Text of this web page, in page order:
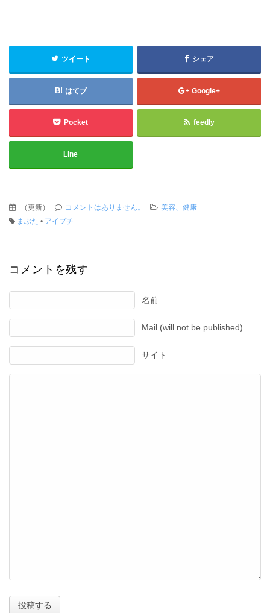
ツイート シェア
はてブ Google+
Pocket feedly
Line
（更新） コメントはありません。
美容、健康
まぶた • アイプチ
コメントを残す
名前
Mail (will not be published)
サイト